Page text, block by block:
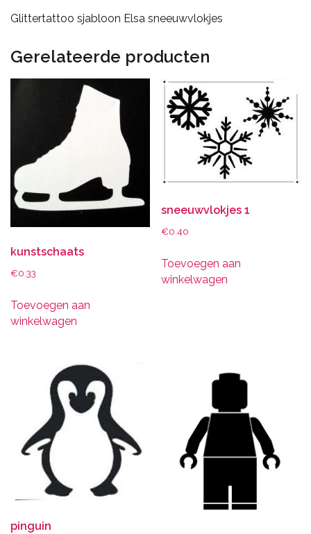
Glittertattoo sjabloon Elsa sneeuwvlokjes
Gerelateerde producten
kunstschaats
€0.33
Toevoegen aan
winkelwagen
sneeuwvlokjes 1
€0.40
Toevoegen aan
winkelwagen
pinguin